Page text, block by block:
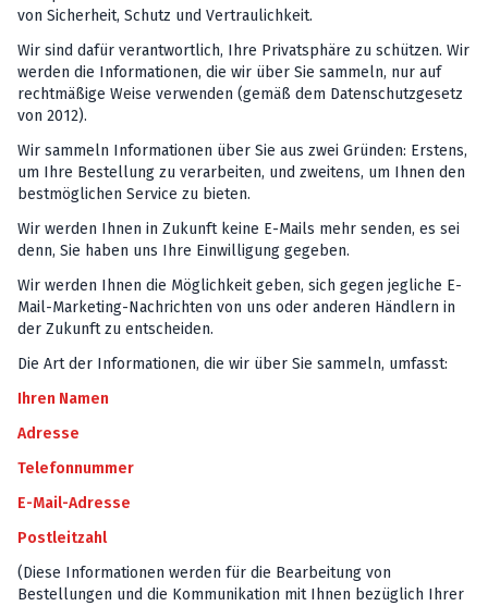
von Sicherheit, Schutz und Vertraulichkeit.
Wir sind dafür verantwortlich, Ihre Privatsphäre zu schützen. Wir
werden die Informationen, die wir über Sie sammeln, nur auf
rechtmäßige Weise verwenden (gemäß dem Datenschutzgesetz
von 2012).
Wir sammeln Informationen über Sie aus zwei Gründen: Erstens,
um Ihre Bestellung zu verarbeiten, und zweitens, um Ihnen den
bestmöglichen Service zu bieten.
Wir werden Ihnen in Zukunft keine E-Mails mehr senden, es sei
denn, Sie haben uns Ihre Einwilligung gegeben.
Wir werden Ihnen die Möglichkeit geben, sich gegen jegliche E-
Mail-Marketing-Nachrichten von uns oder anderen Händlern in
der Zukunft zu entscheiden.
Die Art der Informationen, die wir über Sie sammeln, umfasst:
Ihren Namen
Adresse
Telefonnummer
E-Mail-Adresse
Postleitzahl
(Diese Informationen werden für die Bearbeitung von
Bestellungen und die Kommunikation mit Ihnen bezüglich Ihrer